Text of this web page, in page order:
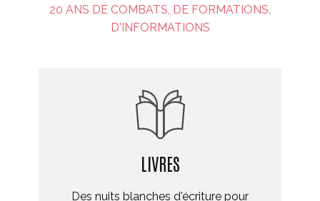
20 ANS DE COMBATS, DE FORMATIONS,
D'INFORMATIONS
LIVRES
Des nuits blanches d'écriture pour